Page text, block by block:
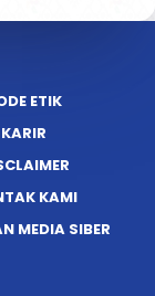
ETIK
KARIR
KAMI
MEDIA SIBER